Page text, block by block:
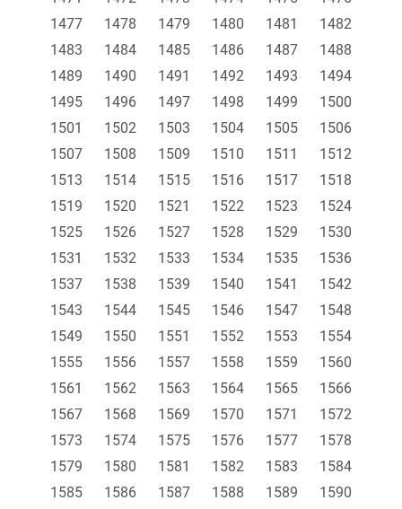
1477
1478 1479 1480 1481
1482
1483
1484 1485 1486 1487
1488
1489
1490 1491 1492 1493
1494
1495
1496 1497 1498 1499
1500
1501
1502 1503 1504 1505
1506
1507
1508 1509 1510 1511
1512
1513
1514 1515 1516 1517
1518
1519
1520 1521 1522 1523
1524
1525
1526 1527 1528 1529
1530
1531
1532 1533 1534 1535
1536
1537
1538 1539 1540 1541
1542
1543
1544 1545 1546 1547
1548
1549
1550 1551 1552 1553
1554
1555
1556 1557 1558 1559
1560
1561
1562 1563 1564 1565
1566
1567
1568 1569 1570 1571
1572
1573
1574 1575 1576 1577
1578
1579
1580 1581 1582 1583
1584
1585
1586 1587 1588 1589
1590